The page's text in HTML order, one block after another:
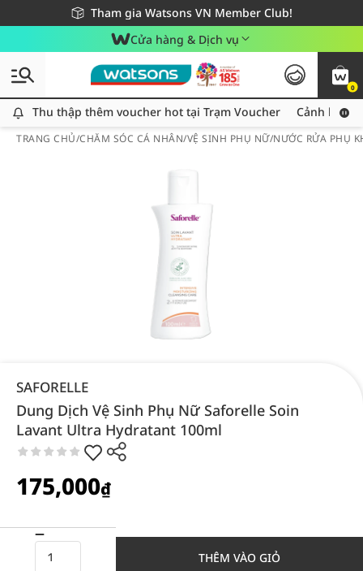
Tham gia Watsons VN Member Club!
Miễn phí giao hàng cho đơn hàng từ 249,000Đ
Giao hàng nhanh 24h - Áp dụng khu vực TP. Hồ Chí Minh
Cửa hàng & Dịch vụ
0
Thu thập thêm voucher hot tại Trạm Voucher
Thu thập thêm voucher hot tại Trạm Voucher Cảnh báo
TRANG CHỦ/CHĂM SÓC CÁ NHÂN/VỆ SINH PHỤ NỮ/NƯỚC RỬA PHỤ
SAFORELLE
Dung Dịch Vệ Sinh Phụ Nữ Saforelle Soin
Lavant Ultra Hydratant 100ml
175,000₫
THÊM VÀO GIỎ